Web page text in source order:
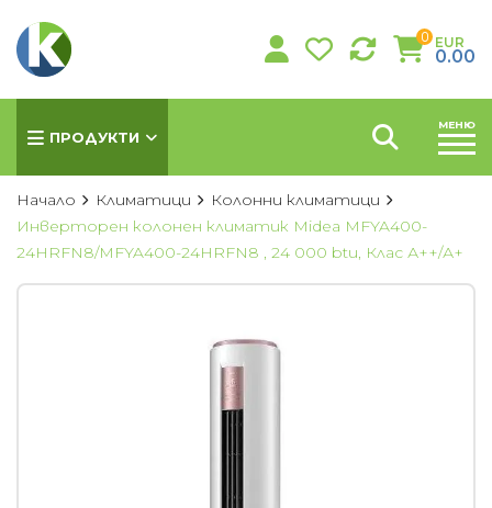
0 EUR
0.00
ПРОДУКТИ
КЛИМАТИЦИ
Подови климатици
Колонни климатици
Мултисплит системи
Канални климатици
Касетъчни климатици
МЕНЮ
Начало Климатици
Колонни климатици
Инверторен колонен климатик Midea MFYA400-
24HRFN8/MFYA400-24HRFN8 , 24 000 btu, Клас А++/А+